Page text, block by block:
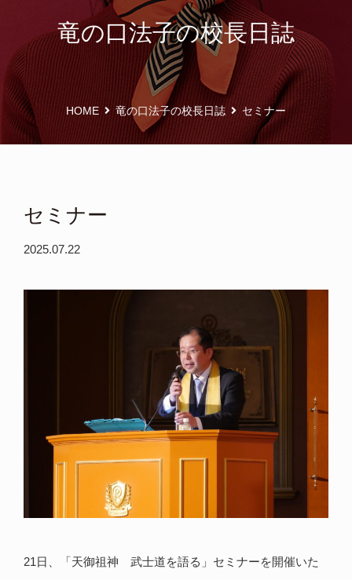
竜の口法子の校長日誌
HOME 竜の口法子の校長日誌 セミナー
セミナー
2025.07.22
21日、「天御祖神 武士道を語る」セミナーを開催いた